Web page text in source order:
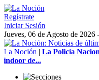
Regístrate
Iniciar Sesión
Jueves, 06 de Agosto de 2026
La Noción | La Policía
indoor de...